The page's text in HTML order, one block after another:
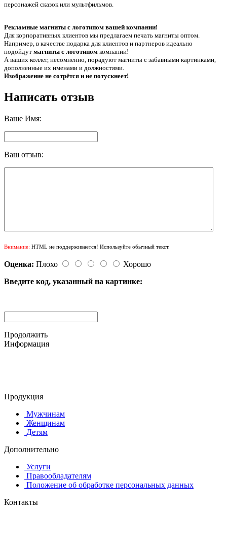
персонажей сказок или мультфильмов.
Рекламные магниты с логотипом вашей компании!
Для корпоративных клиентов мы предлагаем печать магниты оптом.
Например, в качестве подарка для клиентов и партнеров идеально
подойдут магниты с логотипом компании!
А ваших коллег, несомненно, порадуют магниты с забавными картинками,
дополненные их именами и должностями.
Изображение не сотрётся и не потускнеет!
Написать отзыв
Ваше Имя:
Ваш отзыв:
Внимание: HTML не поддерживается! Используйте обычный текст.
Оценка: Плохо
Хорошо
Введите код, указанный на картинке:
Продолжить
Информация
Продукция
Мужчинам
Женщинам
Детям
Дополнительно
Услуги
Правообладателям
Положение об обработке персональных данных
Контакты